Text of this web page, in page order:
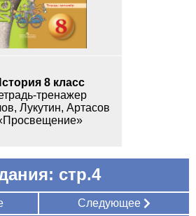
8 класс
тренажер
Лукутин, Артасов
стр.4
Следующее